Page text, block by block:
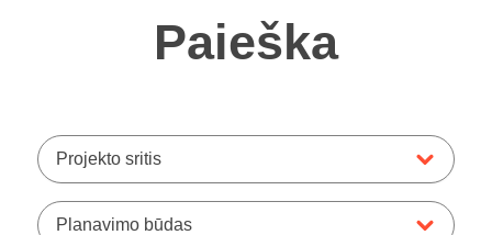
Paieška
Projekto sritis
Planavimo būdas